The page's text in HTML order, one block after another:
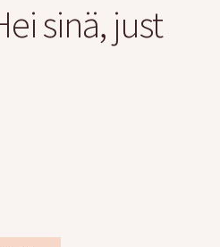
sinä, just